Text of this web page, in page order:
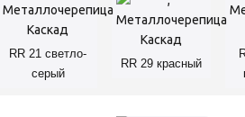
RR 21 светло-
серый
RR 29 красный